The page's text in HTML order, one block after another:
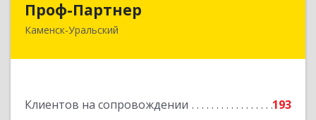
Проф-Партнер
Каменск-Уральский
Клиентов на сопровождении
193
623406, Свердловская обл, Каменск-Уральский